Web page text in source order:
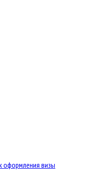
оформления визы